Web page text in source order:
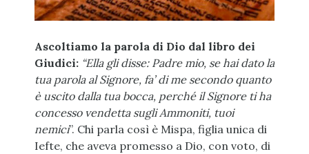
Ascoltiamo la parola di Dio dal libro dei
Giudici: “Ella gli disse: Padre mio, se hai dato la
tua parola al Signore, fa’ di me secondo quanto
è uscito dalla tua bocca, perché il Signore ti ha
concesso vendetta sugli Ammoniti, tuoi
nemici”. Chi parla così è Mispa, figlia unica di
Iefte, che aveva promesso a Dio, con voto, di